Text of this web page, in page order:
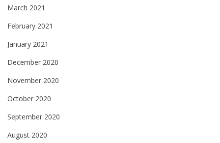
March 2021
February 2021
January 2021
December 2020
November 2020
October 2020
September 2020
August 2020